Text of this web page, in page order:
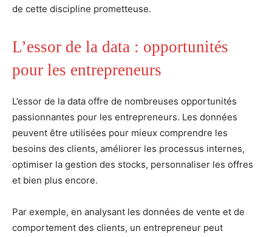
de cette discipline prometteuse.
L’essor de la data : opportunités
pour les entrepreneurs
L’essor de la data offre de nombreuses opportunités
passionnantes pour les entrepreneurs. Les données
peuvent être utilisées pour mieux comprendre les
besoins des clients, améliorer les processus internes,
optimiser la gestion des stocks, personnaliser les offres
et bien plus encore.
Par exemple, en analysant les données de vente et de
comportement des clients, un entrepreneur peut